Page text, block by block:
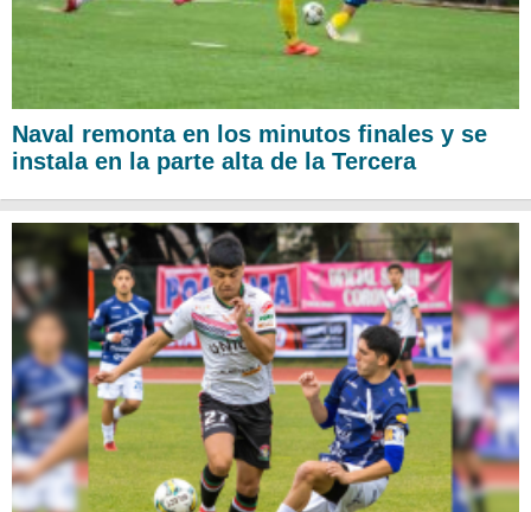
Naval remonta en los minutos finales y se
instala en la parte alta de la Tercera